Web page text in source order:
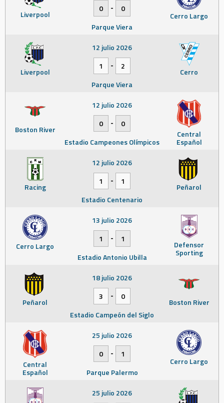
Liverpool Cerro Largo
0
-
0
Parque Viera
Liverpool Cerro
12 julio 2026
1
-
2
Parque Viera
Boston River Central
Español
12 julio 2026
0
-
0
Estadio Campeones Olímpicos
Racing Peñarol
12 julio 2026
1
-
1
Estadio Centenario
Cerro Largo Defensor
Sporting
13 julio 2026
1
-
1
Estadio Antonio Ubilla
Peñarol Boston River
18 julio 2026
3
-
0
Estadio Campeón del Siglo
Central
Español
Cerro Largo
25 julio 2026
0
-
1
Parque Palermo
25 julio 2026